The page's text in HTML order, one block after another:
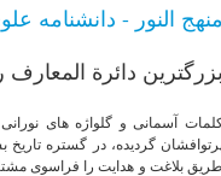
منهج النور - دانشنامه
بزرگترین دائرة
آسمانی و گلواژه های
گردیده، در گستره
طریق بلاغت و هدایت را فراسوی